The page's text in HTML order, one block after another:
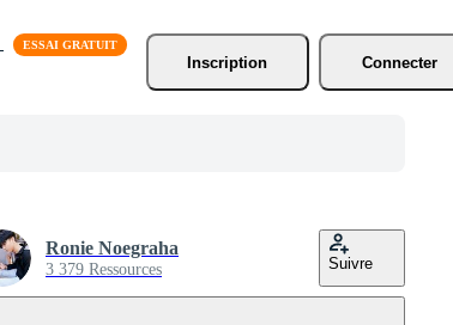
Inscription
Connecter
Ronie Noegraha
3 379 Ressources Suivre